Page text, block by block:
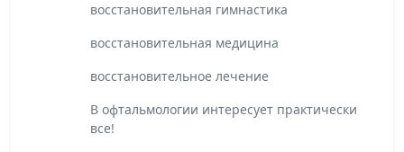
восстановительная гимнастика
восстановительная медицина
восстановительное лечение
В офтальмологии интересует практически
все!